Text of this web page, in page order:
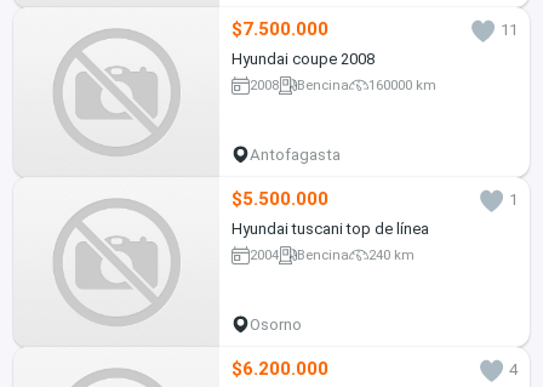
$7.500.000
11
Hyundai coupe 2008
2008 Bencina 160000 km
Antofagasta
$5.500.000
1
Hyundai tuscani top de línea
2004 Bencina 240 km
Osorno
$6.200.000
4